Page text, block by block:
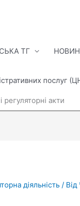
ТГ
послуг
регуляторні акти
діяльність / Від